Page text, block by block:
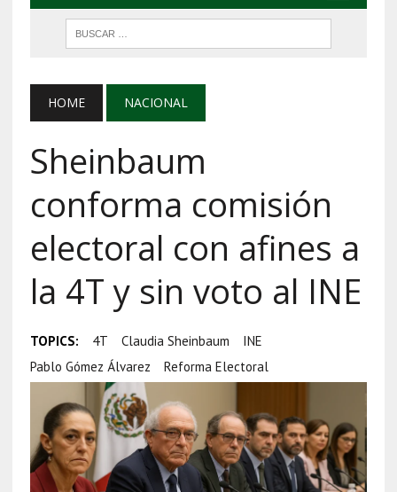
HOME NACIONAL
Sheinbaum
conforma comisión
electoral con afines a
la 4T y sin voto al INE
TOPICS: 4T Claudia Sheinbaum
INE
Pablo Gómez Álvarez
Reforma Electoral